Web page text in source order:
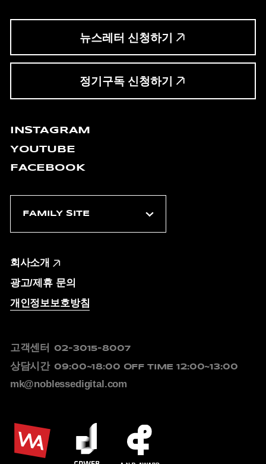
뉴스레터 신청하기
정기구독 신청하기
INSTAGRAM
YOUTUBE
FACEBOOK
회사소개
광고/제휴 문의
개인정보보호방침
고객센터 02-3015-8007
상담시간 09:00~18:00 OFF TIME 12:00~13:00
mk@noblessedigital.com